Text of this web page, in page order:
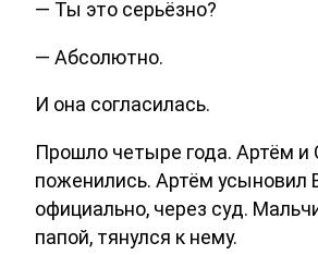
— Ты это серьёзно?
— Абсолютно.
И она согласилась.
Прошло четыре года. Артём и
поженились. Артём усыновил
официально, через суд.
папой, тянулся к нему.